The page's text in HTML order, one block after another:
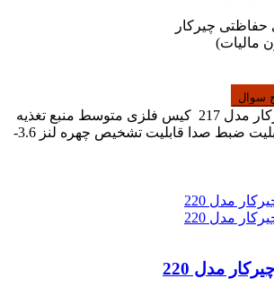
حفاظتی چیرکار
مالیات)
سوال
دوربین مداربسته چیرکار مدل 217 کیس فلزی متوسط منبع تغذیه
12 ولت وارم لایت قابلیت ضبط صدا قابلیت تشخیص چهره لنز 3.6-
مدل 220